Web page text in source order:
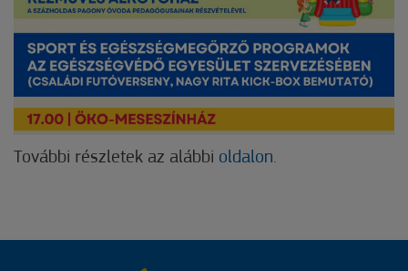
További részletek az alábbi oldalon.